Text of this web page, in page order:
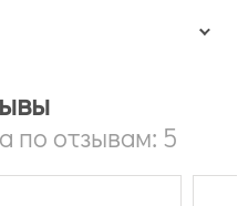
по отзывам: 5